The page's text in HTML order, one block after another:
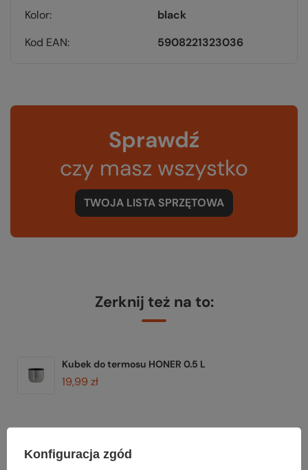
Kolor
black
Kod EAN
5908221323036
Sprawdź
czy masz wszystko
TWOJA LISTA SPRZĘTOWA
Zerknij też na to:
Kubek do termosu HONER 0.5 L
19,99 zł
Gwarancja
Konfiguracja zgód